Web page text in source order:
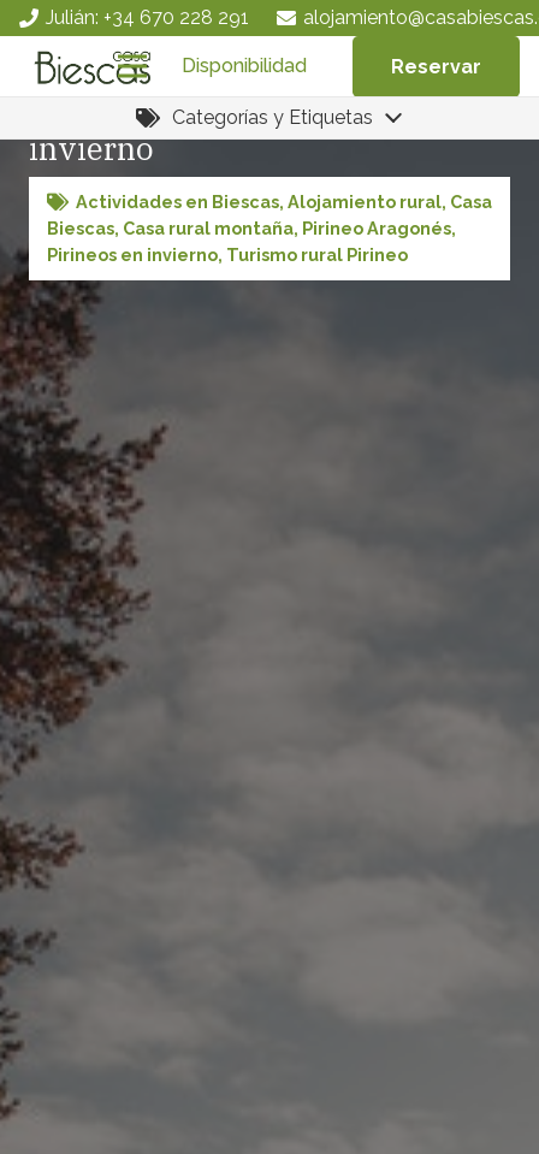
Julián: +34 670 228 291
Disponibilidad Reservar
Categorías y Etiquetas
Escapadas de fin de semana este
invierno
Actividades en Biescas, Alojamiento rural, Casa
Biescas, Casa rural montaña, Pirineo Aragonés,
Pirineos en invierno, Turismo rural Pirineo